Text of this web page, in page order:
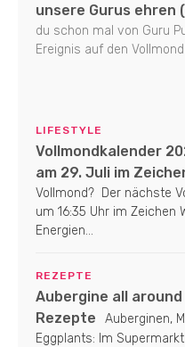
unsere Gurus ehren
du schon mal von Guru
Ereignis auf den
LIFESTYLE
Vollmondkalender
am 29. Juli im
Vollmond? Der nächste
um 16:35 Uhr im Zeichen
Energien...
REZEPTE
Aubergine all
Rezepte
Auberginen,
Eggplants: Im